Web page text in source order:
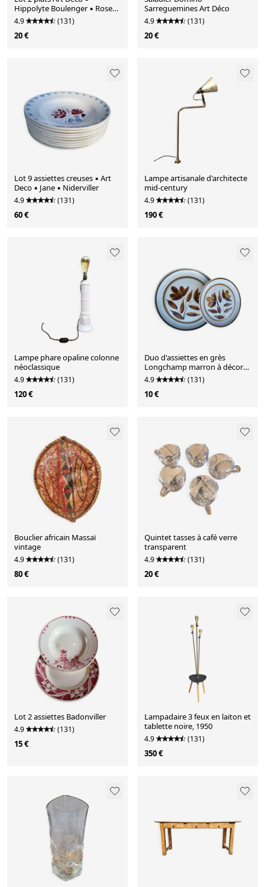
Hippolyte Boulenger ▪︎ Rose
Rouge
4.9 (131)
20 €
Sarreguemines Art Déco
4.9 (131)
20 €
Lot 9 assiettes creuses ▪︎ Art
Deco ▪︎ Jane ▪︎ Niderviller
4.9 (131)
60 €
Lampe artisanale d'architecte
mid-century
4.9 (131)
190 €
Lampe phare opaline colonne
néoclassique
4.9 (131)
120 €
Duo d'assiettes en grès
Longchamp marron à décor
de fleurs
4.9 (131)
10 €
Bouclier africain Massaï
vintage
4.9 (131)
80 €
Quintet tasses à café verre
transparent
4.9 (131)
20 €
Lot 2 assiettes Badonviller
4.9 (131)
15 €
Lampadaire 3 feux en laiton et
tablette noire, 1950
4.9 (131)
350 €